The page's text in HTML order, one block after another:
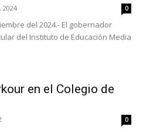
2024 0
del 2024.- El gobernador
del Instituto de Educación Media
en el Colegio de
0